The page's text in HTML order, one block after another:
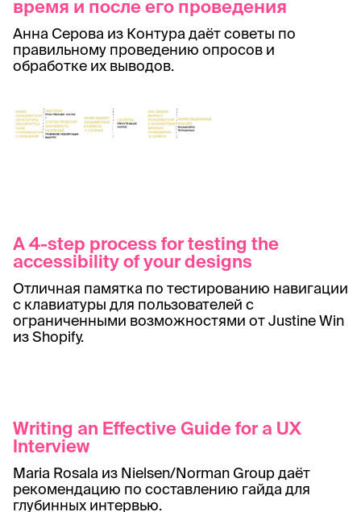
время и после его проведения
Анна Серова из Контура даёт советы по
правильному проведению опросов и
обработке их выводов.
A 4-step process for testing the
accessibility of your designs
Отличная памятка по тестированию навигации
с клавиатуры для пользователей с
ограниченными возможностями от Justine Win
из Shopify.
Writing an Effective Guide for a UX
Interview
Maria Rosala из Nielsen/Norman Group даёт
рекомендацию по составлению гайда для
глубинных интервью.